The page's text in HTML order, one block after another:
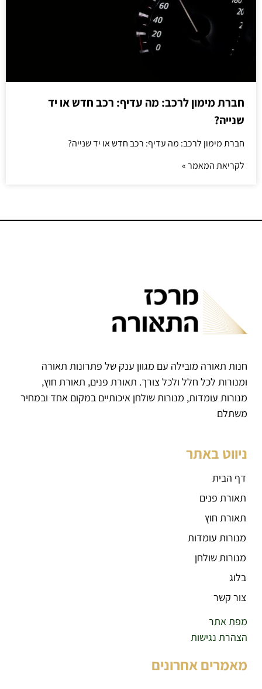
חברת מימון לרכב: מה עדיף: רכב חדש או יד
שנייה?
חברת מימון לרכב: מה עדיף: רכב חדש או יד שנייה?
לקריאת המאמר »
חנות תאורה מובילה עם מגוון ענק של פתרונות תאורה
ומנורות לכל חלל ולכל צורך. תאורת פנים, תאורת חוץ,
מנורות עומדות, מנורות שולחן איכותיים במקום אחד ובמחיר
משתלם
ניווט באתר
דף הבית
תאורת פנים
תאורת חוץ
מנורות עומדות
מנורות שולחן
בלוג
צור קשר
מפת אתר
הצהרת נגישות
מאמרים אחרונים